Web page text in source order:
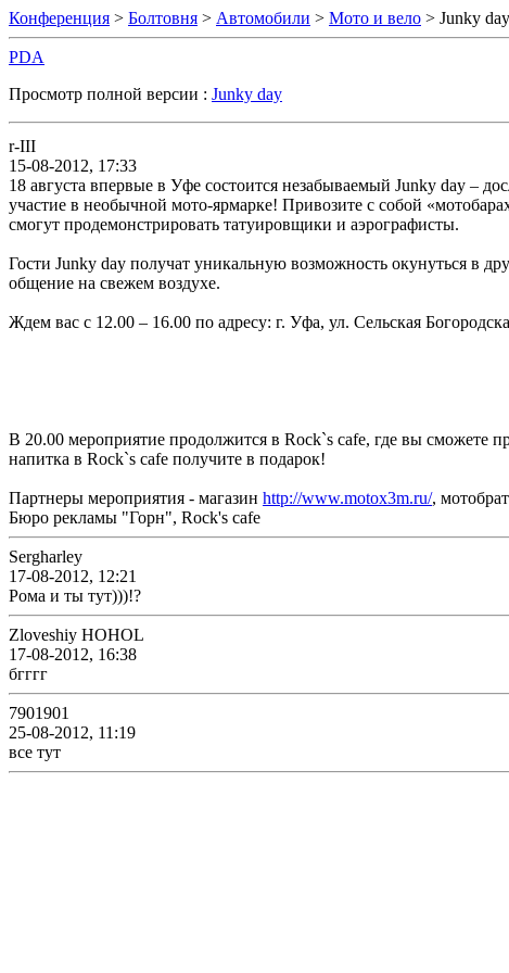
Конференция > Болтовня > Автомобили > Мото и вело > Junky day
PDA
Просмотр полной версии : Junky day
r-III
15-08-2012, 17:33
18 августа впервые в Уфе состоится незабываемый Junky day –
участие в необычной мото-ярмарке! Привозите с собой
смогут продемонстрировать татуировщики и аэрографисты.
Гости Junky day получат уникальную возможность окунуться в
общение на свежем воздухе.
Ждем вас с 12.00 – 16.00 по адресу: г. Уфа, ул. Сельская
В 20.00 мероприятие продолжится в Rock`s cafe, где вы сможете
напитка в Rock`s cafe получите в подарок!
Партнеры мероприятия - магазин http://www.motox3m.ru/,
Бюро рекламы "Горн", Rock's cafe
Sergharley
17-08-2012, 12:21
Рома и ты тут)))!?
Zloveshiy HOHOL
17-08-2012, 16:38
бгггг
7901901
25-08-2012, 11:19
все тут